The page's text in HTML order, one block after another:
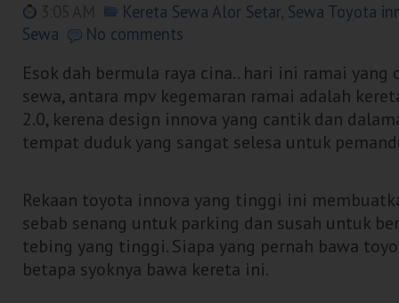
Kereta Sewa Alor Setar Sewa Toyota
Sewa
No comments
Esok dah bermula raya cina.. hari ini ramai
sewa, antara mpv kegemaran ramai adalah
2.0, kerena design innova yang cantik dan
tempat duduk yang sangat selesa untuk
Rekaan toyota innova yang tinggi ini
sebab senang untuk parking dan susah untuk
tebing yang tinggi. Siapa yang pernah bawa
betapa syoknya bawa kereta ini.